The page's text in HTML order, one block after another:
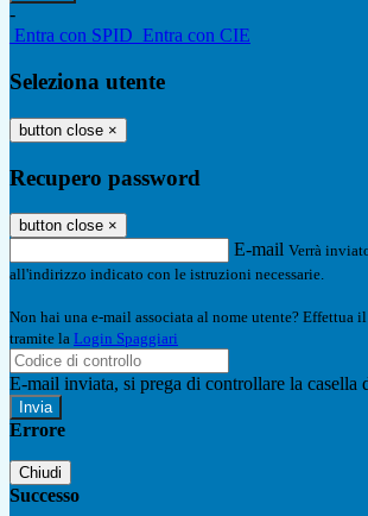
-
Entra con SPID Entra con CIE
Seleziona utente
button close ×
Recupero password
button close ×
E-mail Verrà
all'indirizzo indicato con le istruzioni necessarie.
Non hai una e-mail associata al nome utente? Effettua
tramite la Login Spaggiari
E-mail inviata, si prega di controllare la casella
Errore
Chiudi
Successo